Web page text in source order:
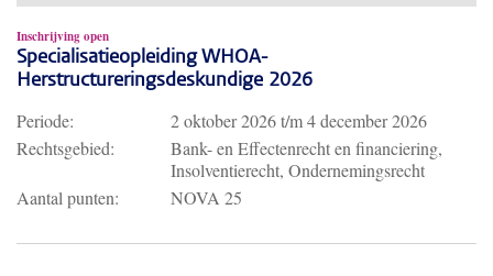
Inschrijving open
Specialisatieopleiding WHOA-
Herstructureringsdeskundige 2026
Periode: 2 oktober 2026t/m4 december 2026
Rechtsgebied:
Bank- en Effectenrecht en financiering,
Insolventierecht, Ondernemingsrecht
Aantal punten:
NOVA 25